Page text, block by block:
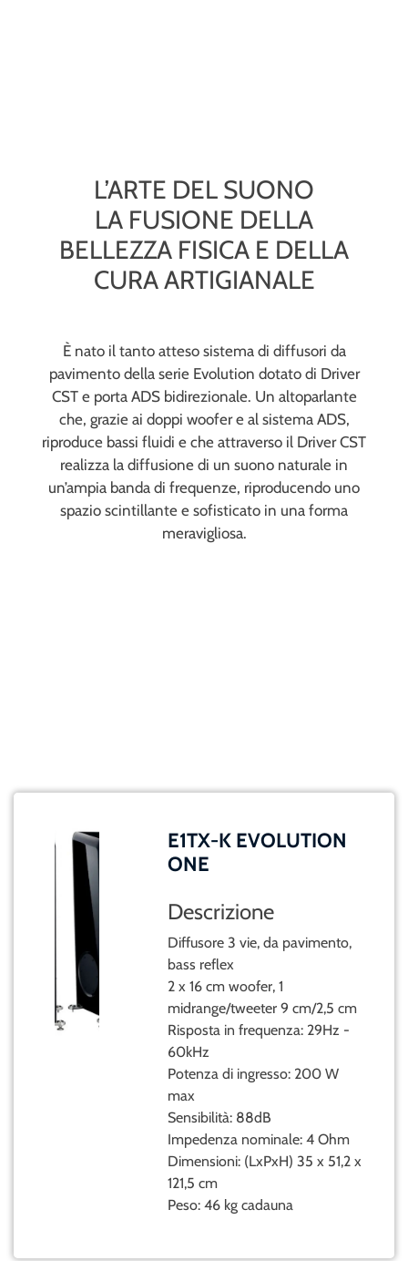
L’ARTE DEL SUONO
LA FUSIONE DELLA
BELLEZZA FISICA E DELLA
CURA ARTIGIANALE
È nato il tanto atteso sistema di diffusori da
pavimento della serie Evolution dotato di Driver
CST e porta ADS bidirezionale. Un altoparlante
che, grazie ai doppi woofer e al sistema ADS,
riproduce bassi fluidi e che attraverso il Driver CST
realizza la diffusione di un suono naturale in
un’ampia banda di frequenze, riproducendo uno
spazio scintillante e sofisticato in una forma
meravigliosa.
E1TX-K EVOLUTION
ONE
Descrizione
Diffusore 3 vie, da pavimento,
bass reflex
2 x 16 cm woofer, 1
midrange/tweeter 9 cm/2,5 cm
Risposta in frequenza: 29Hz -
60kHz
Potenza di ingresso: 200 W
max
Sensibilità: 88dB
Impedenza nominale: 4 Ohm
Dimensioni: (LxPxH) 35 x 51,2 x
121,5 cm
Peso: 46 kg cadauna